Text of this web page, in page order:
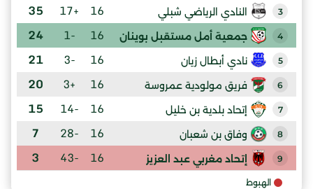
3 النادي الرياضي شبلي 16
+17
35
4 جمعية أمل مستقبل بوينان 16
-1
24
5 نادي أبطال زيان 16
-3
21
6 فريق مولودية عمروسة 16
+3
20
7 إتحاد بلدية بن خليل 16
-14
15
8 وفاق بن شعبان 16
-28
7
9 إتحاد مغربي عبد العزيز 16
-43
3
الهبوط